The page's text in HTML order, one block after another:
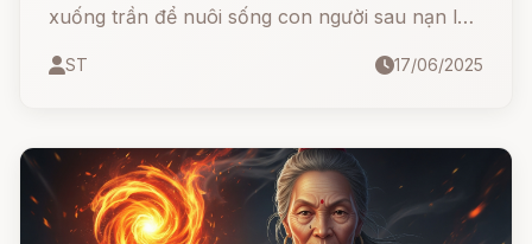
xuống trần để nuôi sống con người sau nạn lụt
trọng ơn trên, nữ thần đã giận dữ và khiến lúa
lúa, cơm mới, và những ngày hội rước bông lúa
đầy màu sắc khắp các vùng quê Việt Nam.
ST 17/06/2025